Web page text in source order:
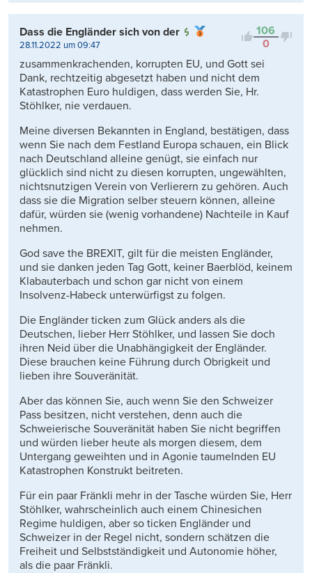
106
0
Dass die Engländer sich von der
28.11.2022 um 09:47
zusammenkrachenden, korrupten EU, und Gott sei
Dank, rechtzeitig abgesetzt haben und nicht dem
Katastrophen Euro huldigen, dass werden Sie, Hr.
Stöhlker, nie verdauen.
Meine diversen Bekannten in England, bestätigen, dass
wenn Sie nach dem Festland Europa schauen, ein Blick
nach Deutschland alleine genügt, sie einfach nur
glücklich sind nicht zu diesen korrupten, ungewählten,
nichtsnutzigen Verein von Verlierern zu gehören. Auch
dass sie die Migration selber steuern können, alleine
dafür, würden sie (wenig vorhandene) Nachteile in Kauf
nehmen.
God save the BREXIT, gilt für die meisten Engländer,
und sie danken jeden Tag Gott, keiner Baerblöd, keinem
Klabauterbach und schon gar nicht von einem
Insolvenz-Habeck unterwürfigst zu folgen.
Die Engländer ticken zum Glück anders als die
Deutschen, lieber Herr Stöhlker, und lassen Sie doch
ihren Neid über die Unabhängigkeit der Engländer.
Diese brauchen keine Führung durch Obrigkeit und
lieben ihre Souveränität.
Aber das können Sie, auch wenn Sie den Schweizer
Pass besitzen, nicht verstehen, denn auch die
Schweierische Souveränität haben Sie nicht begriffen
und würden lieber heute als morgen diesem, dem
Untergang geweihten und in Agonie taumelnden EU
Katastrophen Konstrukt beitreten.
Für ein paar Fränkli mehr in der Tasche würden Sie, Herr
Stöhlker, wahrscheinlich auch einem Chinesichen
Regime huldigen, aber so ticken Engländer und
Schweizer in der Regel nicht, sondern schätzen die
Freiheit und Selbstständigkeit und Autonomie höher,
als die paar Fränkli.